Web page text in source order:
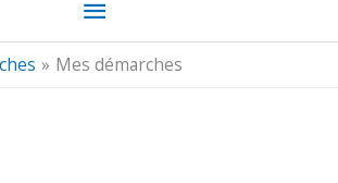
principal
Mes démarches